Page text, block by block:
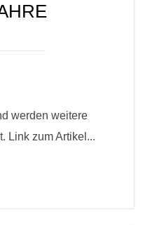
werden weitere
Link zum Artikel...